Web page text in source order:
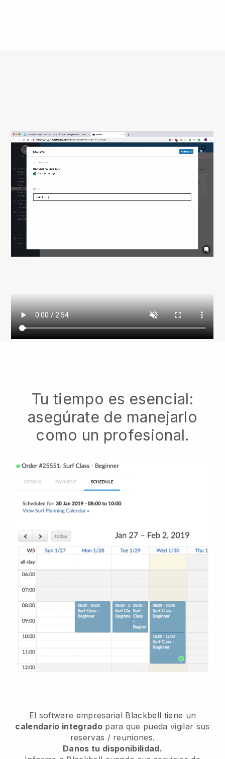
Tu tiempo es esencial:
asegúrate de manejarlo
como un profesional.
El software empresarial Blackbell tiene un
calendario integradopara que pueda vigilar sus
reservas / reuniones.
Danos tu disponibilidad.